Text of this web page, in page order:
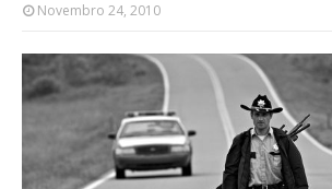
Novembro 24, 2010